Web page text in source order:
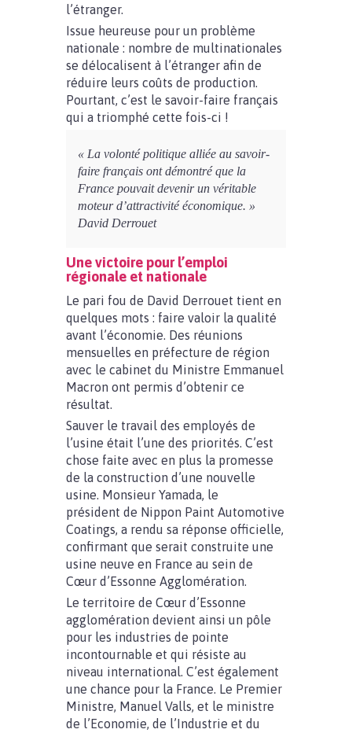
l’étranger.
Issue heureuse pour un problème
nationale : nombre de multinationales
se délocalisent à l’étranger afin de
réduire leurs coûts de production.
Pourtant, c’est le savoir-faire français
qui a triomphé cette fois-ci !
« La volonté politique alliée au savoir-
faire français ont démontré que la
France pouvait devenir un véritable
moteur d’attractivité économique. »
David Derrouet
Une victoire pour l’emploi
régionale et nationale
Le pari fou de David Derrouet tient en
quelques mots : faire valoir la qualité
avant l’économie. Des réunions
mensuelles en préfecture de région
avec le cabinet du Ministre Emmanuel
Macron ont permis d’obtenir ce
résultat.
Sauver le travail des employés de
l’usine était l’une des priorités. C’est
chose faite avec en plus la promesse
de la construction d’une nouvelle
usine. Monsieur Yamada, le
président de Nippon Paint Automotive
Coatings, a rendu sa réponse officielle,
confirmant que serait construite une
usine neuve en France au sein de
Cœur d’Essonne Agglomération.
Le territoire de Cœur d’Essonne
agglomération devient ainsi un pôle
pour les industries de pointe
incontournable et qui résiste au
niveau international. C’est également
une chance pour la France. Le Premier
Ministre, Manuel Valls, et le ministre
de l’Economie, de l’Industrie et du